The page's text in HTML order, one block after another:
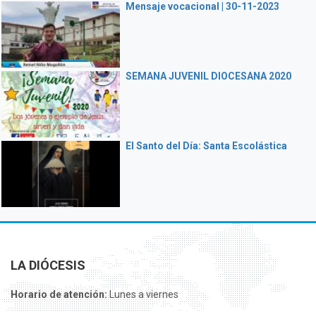
Mensaje vocacional | 30-11-2023
SEMANA JUVENIL DIOCESANA 2020
El Santo del Día: Santa Escolástica
LA DIÓCESIS
Horario de atención:Lunes a viernes